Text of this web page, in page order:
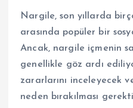
Nargile, son yıllarda
arasında popüler bir
Ancak, nargile içmenin
genellikle göz ardı
zararlarını inceleyecek
neden bırakılması